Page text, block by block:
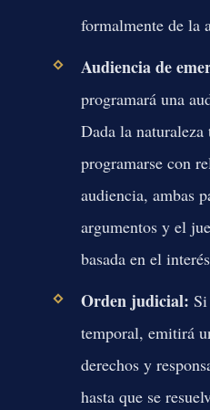
formalmente de la
Audiencia de
programará una
Dada la naturaleza
programarse con
audiencia, ambas
argumentos y el
basada en el
Orden judicial:
temporal, emitirá
derechos y
hasta que se